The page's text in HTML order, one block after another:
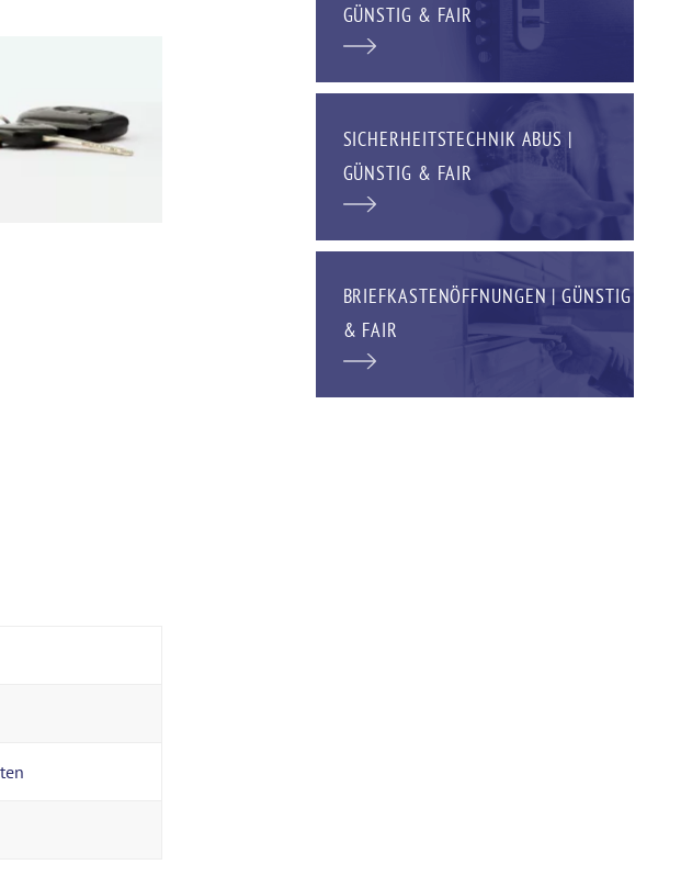
GÜNSTIG & FAIR
SICHERHEITSTECHNIK ABUS |
GÜNSTIG & FAIR
BRIEFKASTENÖFFNUNGEN | GÜNSTIG
& FAIR